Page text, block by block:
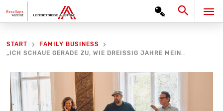
Inhalt
Search
START
FAMILY BUSINESS
„ICH SCHAUE GERADE ZU, WIE DREISSIG JAHRE MEINES UNTERNEHMERTUMS GERADE DEN BACH HINUNTER RINNEN“